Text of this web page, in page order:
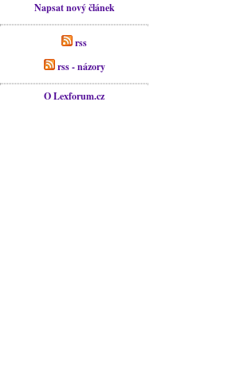
Napsat nový článek
rss
rss - názory
O Lexforum.cz